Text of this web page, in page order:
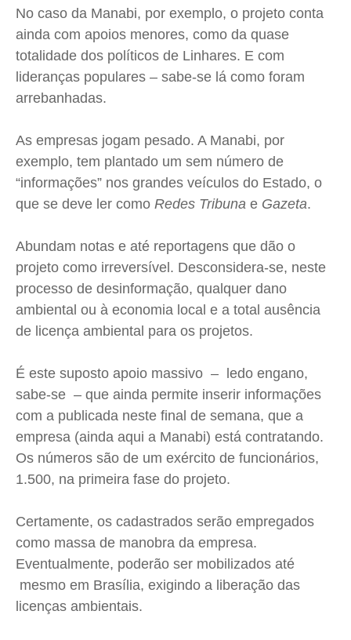
No caso da Manabi, por exemplo, o projeto conta
ainda com apoios menores, como da quase
totalidade dos políticos de Linhares. E com
lideranças populares – sabe-se lá como foram
arrebanhadas.
As empresas jogam pesado. A Manabi, por
exemplo, tem plantado um sem número de
“informações” nos grandes veículos do Estado, o
que se deve ler como Redes Tribuna e Gazeta.
Abundam notas e até reportagens que dão o
projeto como irreversível. Desconsidera-se, neste
processo de desinformação, qualquer dano
ambiental ou à economia local e a total ausência
de licença ambiental para os projetos.
É este suposto apoio massivo – ledo engano,
sabe-se – que ainda permite inserir informações
com a publicada neste final de semana, que a
empresa (ainda aqui a Manabi) está contratando.
Os números são de um exército de funcionários,
1.500, na primeira fase do projeto.
Certamente, os cadastrados serão empregados
como massa de manobra da empresa.
Eventualmente, poderão ser mobilizados até
mesmo em Brasília, exigindo a liberação das
licenças ambientais.